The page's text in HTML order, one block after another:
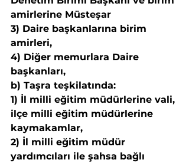
amirlerine Müsteşar
3) Daire başkanlarına birim
amirleri,
4) Diğer memurlara Daire
başkanları,
b) Taşra teşkilatında:
1) İl milli eğitim müdürlerine vali,
ilçe milli eğitim müdürlerine
kaymakamlar,
2) İl milli eğitim müdür
yardımcıları ile şahsa bağlı